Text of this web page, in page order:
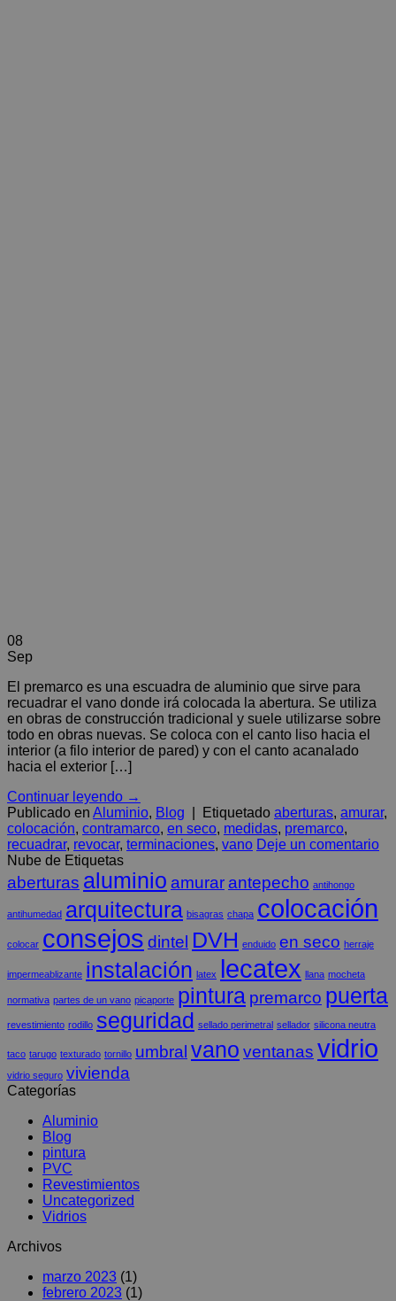
08
Sep
El premarco es una escuadra de aluminio que sirve para
recuadrar el vano donde irá colocada la abertura. Se utiliza
en obras de construcción tradicional y suele utilizarse sobre
todo en obras nuevas. Se coloca con el canto liso hacia el
interior (a filo interior de pared) y con el canto acanalado
hacia el exterior […]
Continuar leyendo →
Publicado en Aluminio, Blog Etiquetado aberturas, amurar,
colocación, contramarco, en seco, medidas, premarco,
recuadrar, revocar, terminaciones, vano Deje un comentario
Nube de Etiquetas
aberturas aluminio amurar antepecho antihongo
antihumedad arquitectura bisagras chapa colocación
colocar consejos dintel DVH enduido en seco herraje
impermeablizante instalación latex lecatex llana mocheta
normativa partes de un vano picaporte pintura premarco puerta
revestimiento rodillo seguridad sellado perimetral sellador silicona neutra
taco tarugo texturado tornillo umbral vano ventanas vidrio
vidrio seguro vivienda
Categorías
Aluminio
Blog
pintura
PVC
Revestimientos
Uncategorized
Vidrios
Archivos
marzo 2023 (1)
febrero 2023 (1)